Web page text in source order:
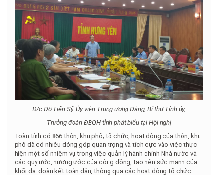
Đ/c Đỗ Tiến Sỹ, Ủy viên Trung ương Đảng, Bí thư Tỉnh ủy,
Trưởng đoàn ĐBQH tỉnh phát biểu tại Hội nghị
Toàn tỉnh có 866 thôn, khu phố; tổ chức, hoạt động của thôn, khu
phố đã có nhiều đóng góp quan trọng và tích cực vào việc thực
hiện một số nhiệm vụ trong việc quản lý hành chính Nhà nước và
các quy ước, hương ước của cộng đồng, tạo nên sức mạnh của
khối đại đoàn kết toàn dân, thông qua các hoạt động tổ chức